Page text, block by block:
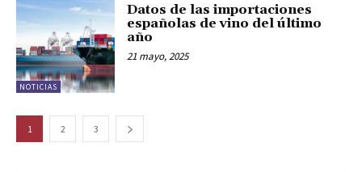
NOTICIAS
Datos de las importaciones
españolas de vino del último
año
21 mayo, 2025
1 2 3